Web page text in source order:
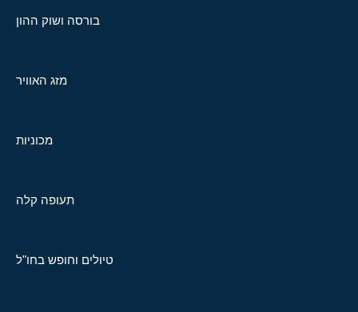
בורסה ושוק ההון
מזג האוויר
מכוניות
תעופה קלה
טיולים וחופש בחו"ל